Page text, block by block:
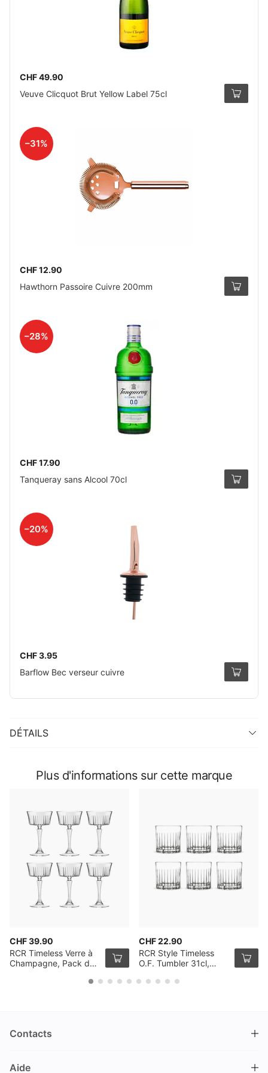
CHF 49.90
Veuve Clicquot Brut Yellow Label 75cl
–31%
CHF 12.90
Hawthorn Passoire Cuivre 200mm
–28%
CHF 17.90
Tanqueray sans Alcool 70cl
–20%
CHF 3.95
Barflow Bec verseur cuivre
DÉTAILS
Plus d'informations sur cette marque
CHF 39.90
RCR Timeless Verre à
Champagne, Pack de
CHF 22.90
RCR Style Timeless
O.F. Tumbler 31cl,
Contacts
Nüschelerstrasse 35
Aide